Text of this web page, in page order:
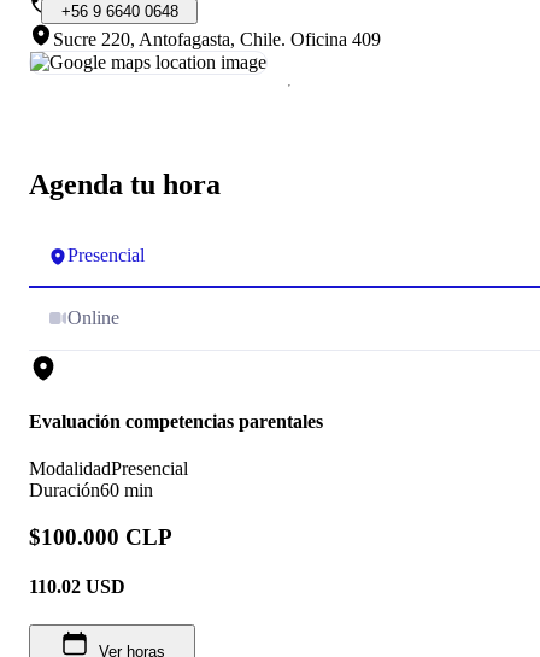
Agenda tu hora
Presencial
Online
Evaluación competencias parentales
ModalidadPresencial
Duración60 min
$100.000 CLP
110.02 USD
Ver horas
+56 9 6640 0648
Sucre 220, Antofagasta, Chile. Oficina 409